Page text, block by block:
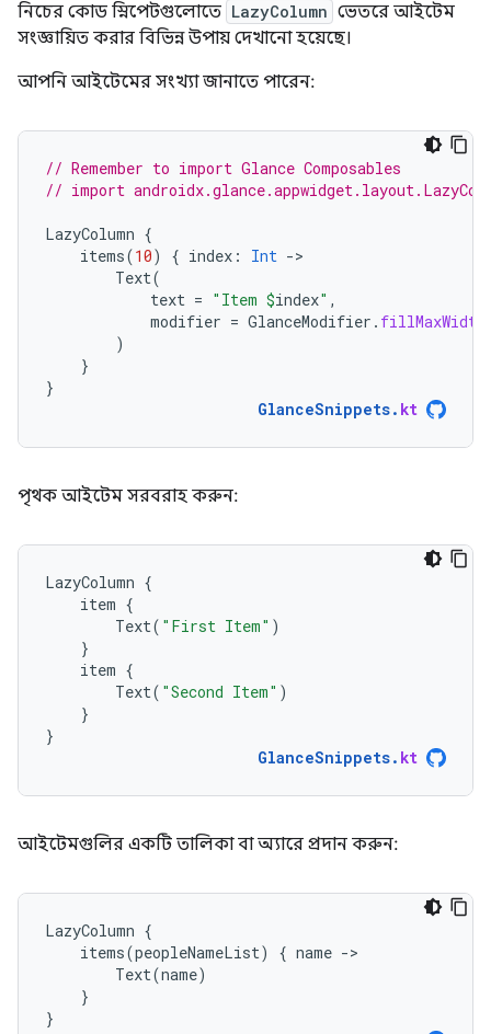
নিচের কোড স্নিপেটগুলোতে LazyColumn ভেতরে আইটেম
সংজ্ঞায়িত করার বিভিন্ন উপায় দেখানো হয়েছে।
আপনি আইটেমের সংখ্যা জানাতে পারেন:
// Remember to import Glance Composables
// import
LazyColumn {
items(10) { index : Int -
Text(
text = "Item $index" ,
modifier = GlanceModifier . fillMaxWidth
)
}
}
GlanceSnippets. kt
পৃথক আইটেম সরবরাহ করুন:
LazyColumn {
item {
Text( "First Item" )
}
item {
Text( "Second Item" )
}
}
GlanceSnippets. kt
আইটেমগুলির একটি তালিকা বা অ্যারে প্রদান করুন:
LazyColumn {
items(peopleNameList) { name -
Text(name)
}
}